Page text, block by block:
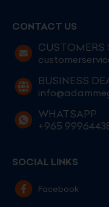
CONTACT US
CUSTOMERS
BUSINESS
WHATSAPP
+965
SOCIAL LINKS
Facebook